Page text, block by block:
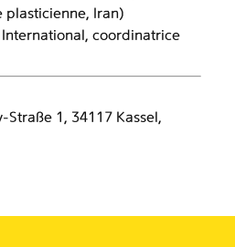
plasticienne, Iran)
International, coordinatrice
Straße 1, 34117 Kassel,